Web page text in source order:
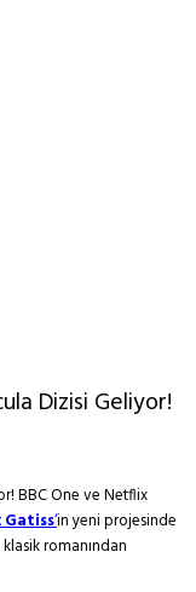
Dizisi Geliyor!
BBC One ve Netflix
‘in yeni projesinde
klasik romanından